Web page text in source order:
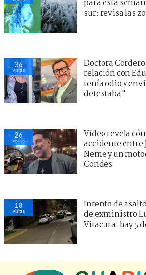
para esta
sur: revisa las
36
visitas
Doctora
relación con
tenía odio y
detestaba"
26
visitas
Video revela
accidente entre
Neme y un
Condes
18
visitas
Intento de
de exministro
Vitacura: hay 5